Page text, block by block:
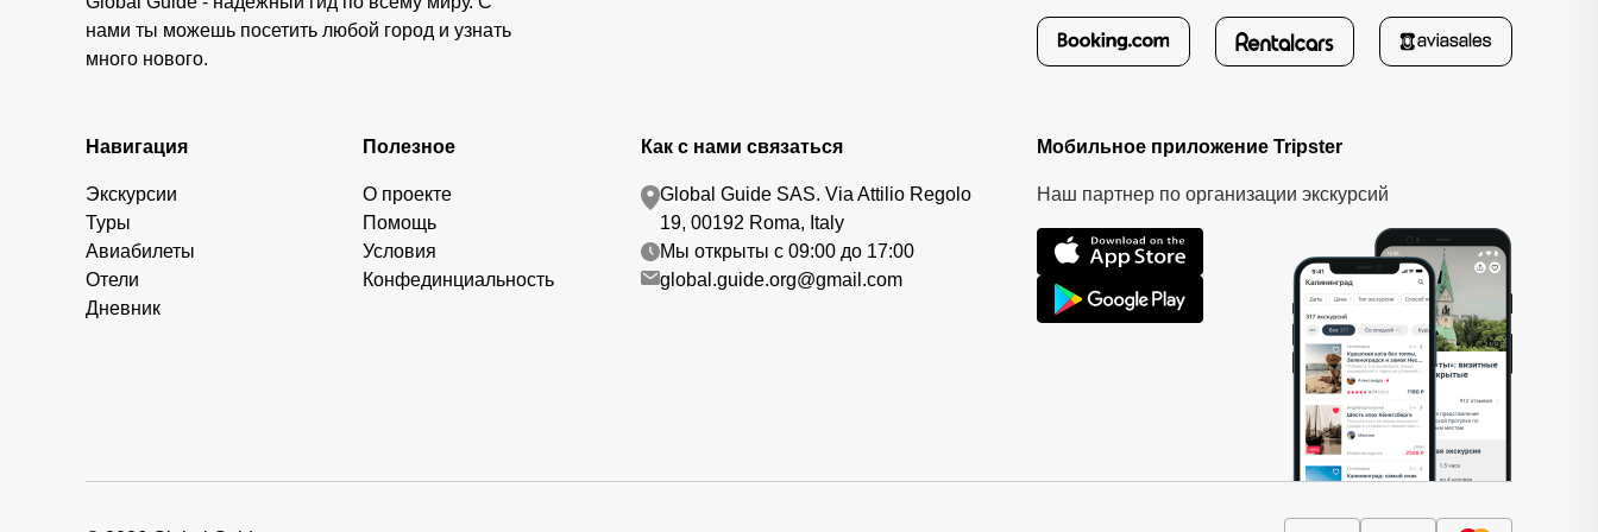
нами ты можешь посетить любой город и узнать
много нового.
Навигация
Экскурсии
Туры
Авиабилеты
Отели
Дневник
Полезное
О проекте
Помощь
Условия
Конфединциальность
Как с нами связаться
Global Guide SAS. Via Attilio Regolo
19, 00192 Roma, Italy
Мы открыты с 09:00 до 17:00
global.guide.org@gmail.com
Мобильное приложение Tripster
Наш партнер по организации экскурсий